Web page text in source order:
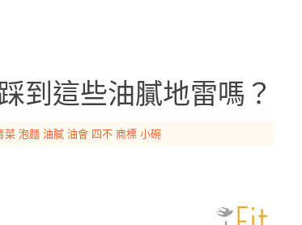
到這些油膩地雷嗎？
菜 泡麵 油膩 油會 四不 商標 小碗